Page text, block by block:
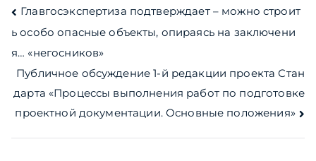
Навигация
по
записям
Главгосэкспертиза подтверждает – можно строит
ь особо опасные объекты, опираясь на заключени
я… «негосников»
Публичное обсуждение 1-й редакции проекта Стан
дарта «Процессы выполнения работ по подготовке
проектной документации. Основные положения»